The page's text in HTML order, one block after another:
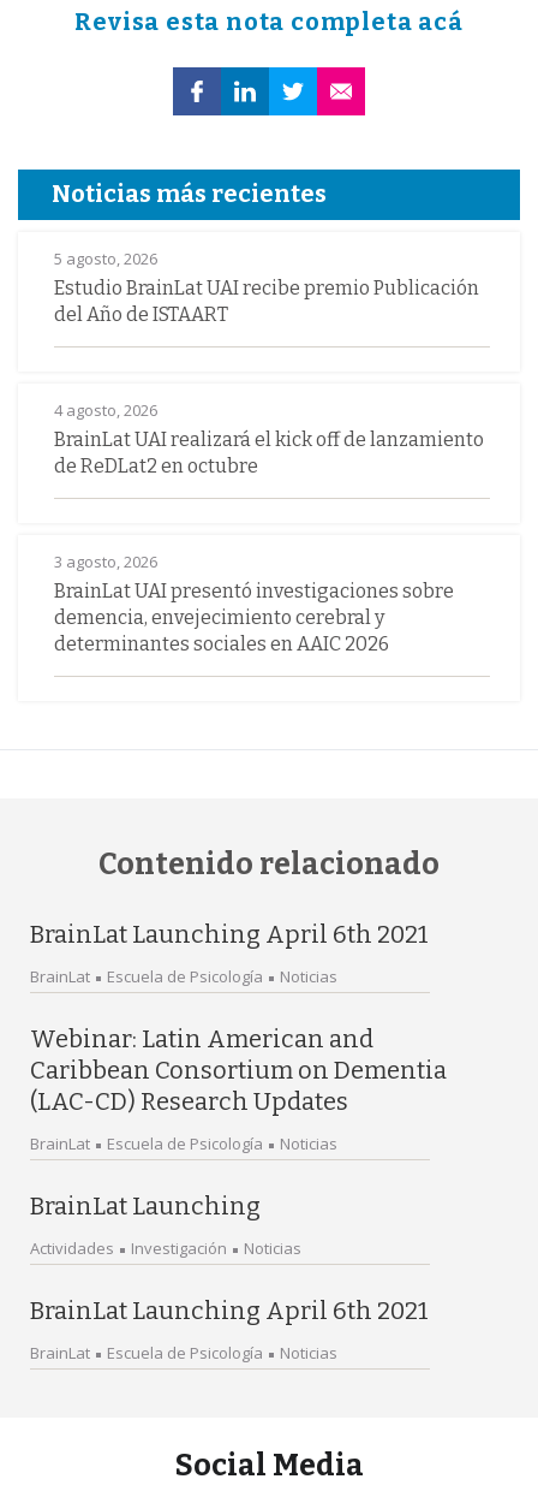
Revisa esta nota completa acá
Noticias más recientes
5 agosto, 2026
Estudio BrainLat UAI recibe premio Publicación
del Año de ISTAART
4 agosto, 2026
BrainLat UAI realizará el kick off de lanzamiento
de ReDLat2 en octubre
3 agosto, 2026
BrainLat UAI presentó investigaciones sobre
demencia, envejecimiento cerebral y
determinantes sociales en AAIC 2026
Contenido relacionado
BrainLat Launching April 6th 2021
BrainLat Escuela de Psicología Noticias
Webinar: Latin American and
Caribbean Consortium on Dementia
(LAC-CD) Research Updates
BrainLat Escuela de Psicología Noticias
BrainLat Launching
Actividades Investigación Noticias
BrainLat Launching April 6th 2021
BrainLat Escuela de Psicología Noticias
Social Media